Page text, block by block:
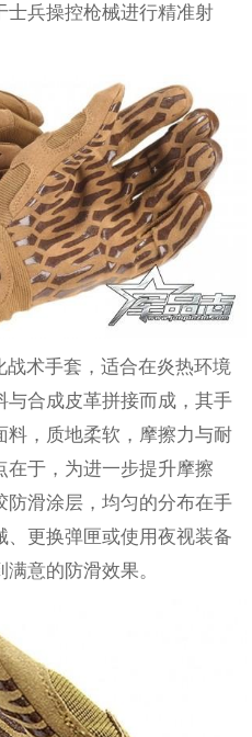
士兵操控枪械进行精准射
术手套，适合在炎热环境
合成皮革拼接而成，其手
，质地柔软，摩擦力与耐
在于，为进一步提升摩擦
防滑涂层，均匀的分布在手
更换弹匣或使用夜视装备
意的防滑效果。